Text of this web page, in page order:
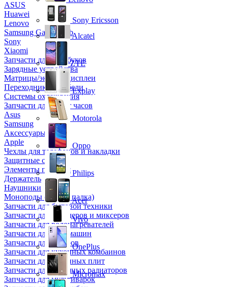
ASUS
Huawei
Lenovo
Samsung Galaxy Tab
Sony
Xiaomi
Запчасти для ноутбуков
Зарядные устройства
Матрицы/экраны/дисплеи
Переходники и кабели
Системы охлаждения
Запчасти для смарт часов
Asus
Samsung
Аксессуары
Apple
Чехлы для телефонов и накладки
Защитные стекла
Элементы питания
Держатель
Наушники
Моноподы (Селфи палка)
Запчасти для бытовой техники
Запчасти для блендеров и миксеров
Запчасти для водонагревателей
Запчасти для кофемашин
Запчасти для кулеров
Запчасти для кухонных комбаинов
Запчасти для кухонных плит
Запчасти для масляных радиаторов
Запчасти для мультиварок
Sony Ericsson
Alcatel
ZTE
Explay
Motorola
Oppo
Philips
Acer
Vivo
OnePlus
Micromax